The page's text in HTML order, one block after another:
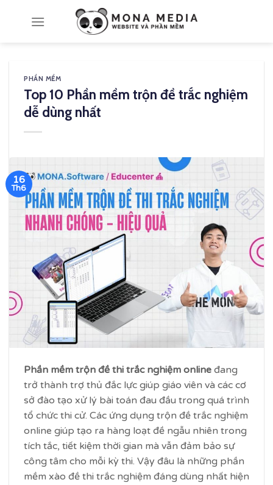
PHẦN MỀM
Top 10 Phần mềm trộn đề trắc nghiệm
dễ dùng nhất
16
Th6
Phần mềm trộn đề thi trắc nghiệm online đang
trở thành trợ thủ đắc lực giúp giáo viên và các cơ
sở đào tạo xử lý bài toán đau đầu trong quá trình
tổ chức thi cử. Các ứng dụng trộn đề trắc nghiệm
online giúp tạo ra hàng loạt đề ngẫu nhiên trong
tích tắc, tiết kiệm thời gian mà vẫn đảm bảo sự
công tâm cho mỗi kỳ thi. Vậy đâu là những phần
mềm xào đề thi trắc nghiệm đáng dùng nhất hiện